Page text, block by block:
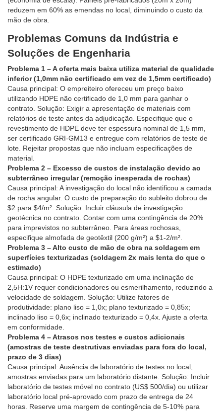
reduzem em 60% as emendas no local, diminuindo o custo da
mão de obra.
Problemas Comuns da Indústria e
Soluções de Engenharia
Problema 1 – A oferta mais baixa utiliza material de qualidade
inferior (1,0mm não certificado em vez de 1,5mm certificado)
Causa principal: O empreiteiro ofereceu um preço baixo
utilizando HDPE não certificado de 1,0 mm para ganhar o
contrato. Solução: Exigir a apresentação de materiais com
relatórios de teste antes da adjudicação. Especifique que o
revestimento de HDPE deve ter espessura nominal de 1,5 mm,
ser certificado GRI-GM13 e entregue com relatórios de teste de
lote. Rejeitar propostas que não incluam especificações de
material.
Problema 2 – Excesso de custos de instalação devido ao
subterrâneo irregular (remoção inesperada de rochas)
Causa principal: A investigação do local não identificou a camada
de rocha angular. O custo de preparação do subleito dobrou de
$2 para $4/m². Solução: Incluir cláusula de investigação
geotécnica no contrato. Contar com uma contingência de 20%
para imprevistos no subterrâneo. Para áreas rochosas,
especifique almofada de geotêxtil (200 g/m²) a $1-2/m².
Problema 3 – Alto custo de mão de obra na soldagem em
superfícies texturizadas (soldagem 2x mais lenta do que o
estimado)
Causa principal: O HDPE texturizado em uma inclinação de
2,5H:1V requer condicionadores ou esmerilhamento, reduzindo a
velocidade de soldagem. Solução: Utilize fatores de
produtividade: plano liso = 1,0x; plano texturizado = 0,85x;
inclinado liso = 0,6x; inclinado texturizado = 0,4x. Ajuste a oferta
em conformidade.
Problema 4 – Atrasos nos testes e custos adicionais
(amostras de teste destrutivas enviadas para fora do local,
prazo de 3 dias)
Causa principal: Ausência de laboratório de testes no local,
amostras enviadas para um laboratório distante. Solução: Incluir
laboratório de testes móvel no contrato (US$ 500/dia) ou utilizar
laboratório local pré-aprovado com prazo de entrega de 24
horas. Reserve uma margem de contingência de 5-10% para